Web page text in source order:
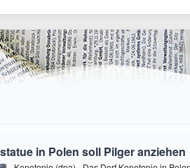
in Polen soll Pilger anziehen